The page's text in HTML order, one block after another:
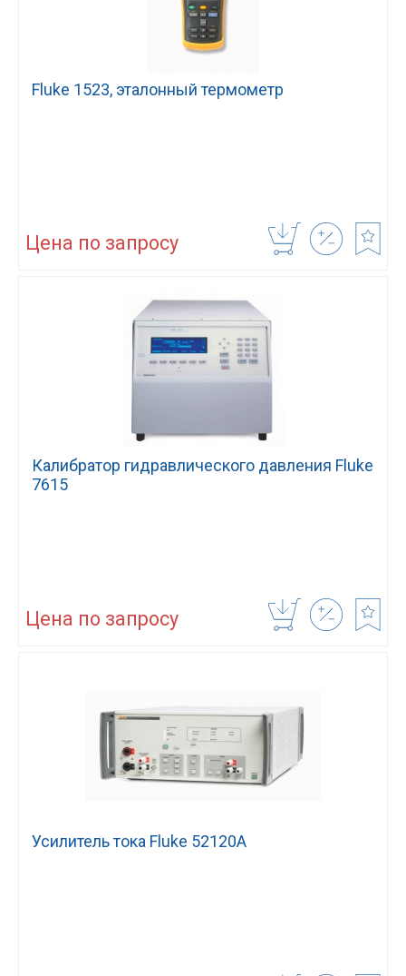
Fluke 1523, эталонный термометр
Цена по запросу
Калибратор гидравлического давления Fluke
7615
Цена по запросу
Усилитель тока Fluke 52120A